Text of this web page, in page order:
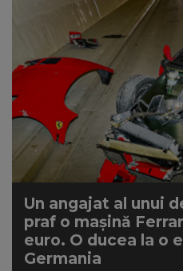
Un angajat al unui
praf o mașină
euro. O ducea la o
Germania